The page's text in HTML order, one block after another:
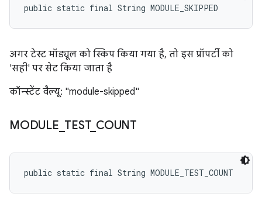
public static final String MODULE_SKIPPED
अगर टेस्ट मॉड्यूल को स्किप किया गया है, तो इस प्रॉपर्टी को
'सही' पर सेट किया जाता है
कॉन्स्टेंट वैल्यू: "module-skipped"
MODULE TEST_ COUNT
public static final String MODULE_TEST_COUNT